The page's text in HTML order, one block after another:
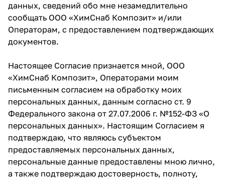
данных, сведений обо мне незамедлительно
сообщать ООО «ХимСнаб Композит» и/или
Операторам, с предоставлением подтверждающих
документов.
Настоящее Согласие признается мной, ООО
«ХимСнаб Композит», Операторами моим
письменным согласием на обработку моих
персональных данных, данным согласно ст. 9
Федерального закона от 27.07.2006 г. №152-ФЗ «О
персональных данных». Настоящим Согласием я
подтверждаю, что являюсь субъектом
предоставляемых персональных данных,
персональные данные предоставлены мною лично,
а также подтверждаю достоверность, полноту,